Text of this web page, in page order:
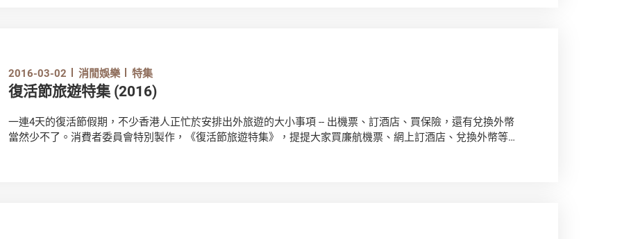
2016-03-02 消閒娛樂 特集
復活節旅遊特集 (2016)
一連4天的復活節假期，不少香港人正忙於安排出外旅遊的大小事項 -- 出機票、訂酒店、買保險，還有兌換外幣
當然少不了。消費者委員會特別製作，《復活節旅遊特集》，提提大家買廉航機票、網上訂酒店、兌換外幣等的